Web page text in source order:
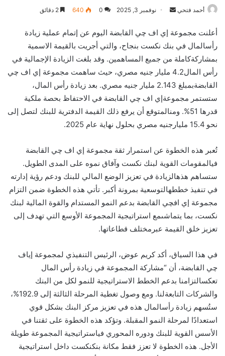
أحمد فتحي
أرسل
إلكترونيا
نوفمبر 3, 2025 0
640
أعلنت مجموعة إي اف چي القابضة اليوم عن إتمام عملية زيادة
رأسالمال في بنك نكست بنجاح، والتي أجريت بالقيمة الاسمية
بمشاركةكاملة من جميع المساهمين. وقد بلغت الزيادة الإجمالية في
رأس المال4.2 مليار جنيه مصري، حيث ساهمت مجموعة إي اف چي
القابضةبمبلغ مليار جنيه مصري. بعد زيادة رأس المال،
ستستمر مجموعةإي اف چي القابضة في الاحتفاظ بحصة ملكية
قدرها
%
. ومنالمتوقع أن يرفع ذلك القيمة الدفترية للبنك لتصل إلى
نحو 15.4 مليار جنيه مصري بحلول نهاية عام .
تُعبر هذه الخطوة عن استمرار ثقة مجموعة إي اف چي القابضة
فيالمقومات القوية لبنك نكست وآفاق نموه على المدى الطويل.
ستساهم هذهالزيادة في تعزيز الوضع المالي للبنك ودعم رؤية إدارته
في تنفيذ خططهالتوسعية بمرونة أكبر . تأتي هذه الخطوة ضمن التزام
مجموعة إي افچي القابضة بدعم النمو المستدام والقوة المالية لبنك
نكست، بما يتماشىمع استراتيجية المجموعة الأوسع التي تهدف إلى
تعزيز خلق القيمة عبر مختلف قطاعاتها.
في هذا السياق، أكد كريم عوض، الرئيس التنفيذي لمجموعة إياف
چي القابضة، أن “مشاركة المجموعة في زيادة رأس المال
تعكسالتزامنا بدعم الخطط الاستراتيجية للنمو لكل من البنك
والشركات التابعةلنا. ومع وصول تغطية المرحلة الثالثة إلى 192.9
%،
ستُسهم زيادة رأسالمال هذه في تعزيز مركز البنك بشكل قوي
استعدادًا لمرحلة النمو المقبلة. وتؤكد هذه الخطوة على ثقتنا في
الأسس القوية للبنك ودوره المحوري فياستراتيجية المجموعة طويلة
الأجل. هذه الخطوة لا تعزز فقط مكانة بنكنكست داخل استراتيجية